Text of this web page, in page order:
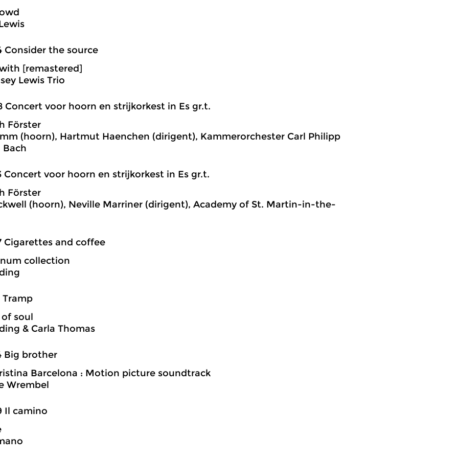
Consider the source
[remastered]
Lewis Trio
Concert voor hoorn en strijkorkest in Es gr.t.
Förster
(hoorn), Hartmut Haenchen (dirigent), Kammerorchester Carl Philipp
Bach
Concert voor hoorn en strijkorkest in Es gr.t.
Förster
(hoorn), Neville Marriner (dirigent), Academy of St. Martin-in-the-
Cigarettes and coffee
collection
Tramp
soul
& Carla Thomas
Big brother
Barcelona : Motion picture soundtrack
Wrembel
Il camino